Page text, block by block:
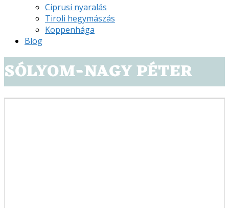
Ciprusi nyaralás
Tiroli hegymászás
Koppenhága
Blog
SÓLYOM-NAGY PÉTER